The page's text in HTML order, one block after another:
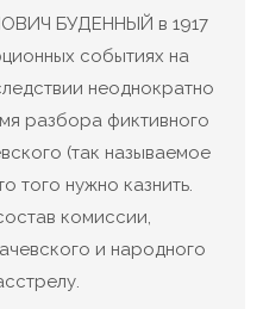
БУДЕННЫЙ в 1917
событиях на
неоднократно
разбора фиктивного
(так называемое
того нужно казнить.
комиссии,
и народного